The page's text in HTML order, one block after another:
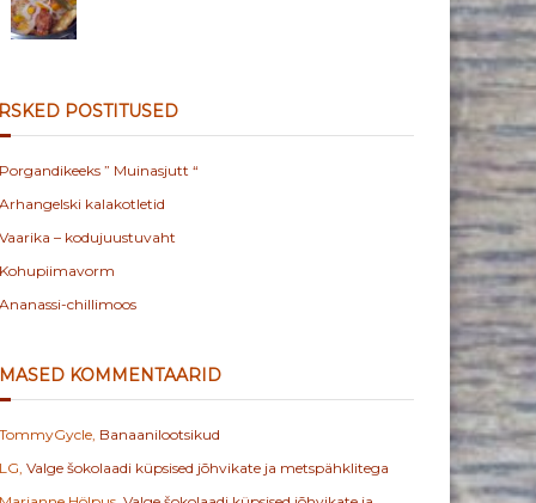
POSTITUSED
Porgandikeeks ” Muinasjutt “
Arhangelski kalakotletid
Vaarika – kodujuustuvaht
Kohupiimavorm
Ananassi-chillimoos
KOMMENTAARID
TommyGycle, Banaanilootsikud
LG, Valge šokolaadi küpsised jõhvikate ja metspähklitega